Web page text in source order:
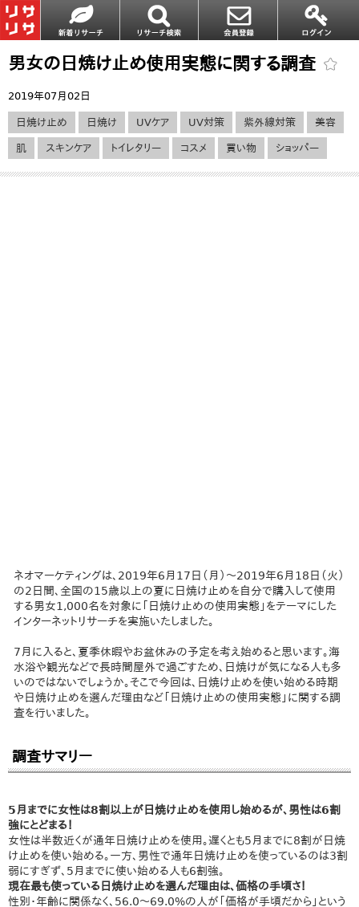
男女の日焼け止め使用実態に関する調査
2019年07月02日
日焼け止め 日焼け UVケア UV対策 紫外線対策 美容
肌 スキンケア トイレタリー コスメ 買い物 ショッパー
ネオマーケティングは、2019年6月17日（月）～2019年6月18日（火）
の2日間、全国の15歳以上の夏に日焼け止めを自分で購入して使用
する男女1,000名を対象に「日焼け止めの使用実態」をテーマにした
インターネットリサーチを実施いたしました。
7月に入ると、夏季休暇やお盆休みの予定を考え始めると思います。海
水浴や観光などで長時間屋外で過ごすため、日焼けが気になる人も多
いのではないでしょうか。そこで今回は、日焼け止めを使い始める時期
や日焼け止めを選んだ理由など「日焼け止めの使用実態」に関する調
査を行いました。
調査サマリー
5月までに女性は8割以上が日焼け止めを使用し始めるが、男性は6割
強にとどまる！
女性は半数近くが通年日焼け止めを使用。遅くとも5月までに8割が日焼
け止めを使い始める。一方、男性で通年日焼け止めを使っているのは3割
弱にすぎず、5月までに使い始める人も6割強。
現在最も使っている日焼け止めを選んだ理由は、価格の手頃さ！
性別・年齢に関係なく、56.0～69.0%の人が「価格が手頃だから」という